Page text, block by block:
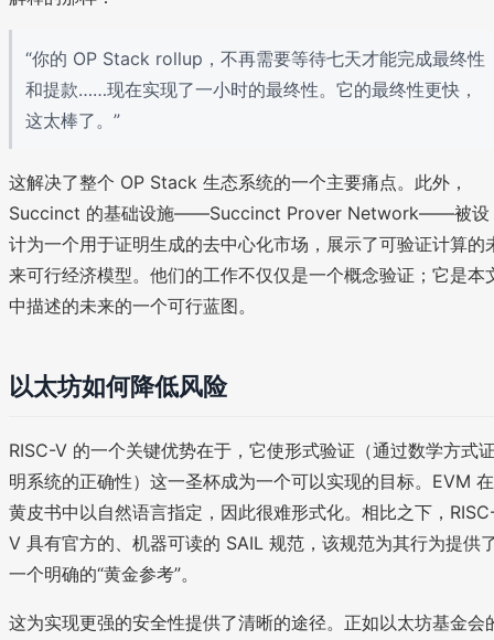
“你的 OP Stack rollup，不再需要等待七天才能完成最终性
和提款……现在实现了一小时的最终性。它的最终性更快，
这太棒了。”
这解决了整个 OP Stack 生态系统的一个主要痛点。此外，
Succinct 的基础设施——Succinct Prover Network——被设
计为一个用于证明生成的去中心化市场，展示了可验证计算的
来可行经济模型。他们的工作不仅仅是一个概念验证；它是本
中描述的未来的一个可行蓝图。
以太坊如何降低风险
RISC-V 的一个关键优势在于，它使形式验证（通过数学方式
明系统的正确性）这一圣杯成为一个可以实现的目标。EVM 在
黄皮书中以自然语言指定，因此很难形式化。相比之下，
V 具有官方的、机器可读的 SAIL 规范，该规范为其行为提供
一个明确的“黄金参考”。
这为实现更强的安全性提供了清晰的途径。正如以太坊基金会